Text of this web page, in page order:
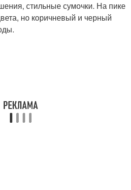
стильные сумочки. На пике
но коричневый и черный